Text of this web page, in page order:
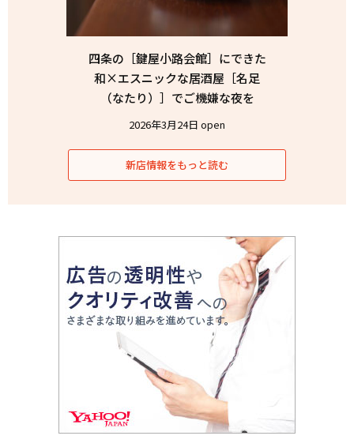
四条の［鍵屋小路会館］にできた
和×エスニックな居酒屋［名足
（なたり）］でご機嫌な夜を
2026年3月24日 open
新店情報をもっと読む